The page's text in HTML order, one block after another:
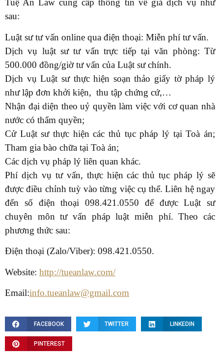
Tuệ An Law cung cấp thông tin về giá dịch vụ như
sau:
Luật sư tư vấn online qua điện thoại: Miễn phí tư vấn.
Dịch vụ luật sư tư vấn trực tiếp tại văn phòng: Từ
500.000 đồng/giờ tư vấn của Luật sư chính.
Dịch vụ Luật sư thực hiện soạn thảo giấy tờ pháp lý
như lập đơn khởi kiện, thu tập chứng cứ,…
Nhận đại diện theo uỷ quyền làm việc với cơ quan nhà
nước có thẩm quyền;
Cử Luật sư thực hiện các thủ tục pháp lý tại Toà án;
Tham gia bào chữa tại Toà án;
Các dịch vụ pháp lý liên quan khác.
Phí dịch vụ tư vấn, thực hiện các thủ tục pháp lý sẽ
được điều chỉnh tuỳ vào từng việc cụ thể. Liên hệ ngay
đến số điện thoại 098.421.0550 để được Luật sư
chuyên môn tư vấn pháp luật miễn phí. Theo các
phương thức sau:
Điện thoại (Zalo/Viber): 098.421.0550.
Website: http://tueanlaw.com/
Email:info.tueanlaw@gmail.com
FACEBOOK TWITTER LINKEDIN
PINTEREST